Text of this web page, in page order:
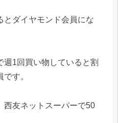
とダイヤモンド会員にな
1回買い物していると割
す。
西友ネットスーパーで50